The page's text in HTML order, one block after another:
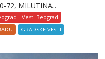
72, MILUTINA...
- Vesti Beograd
GRADSKE VESTI